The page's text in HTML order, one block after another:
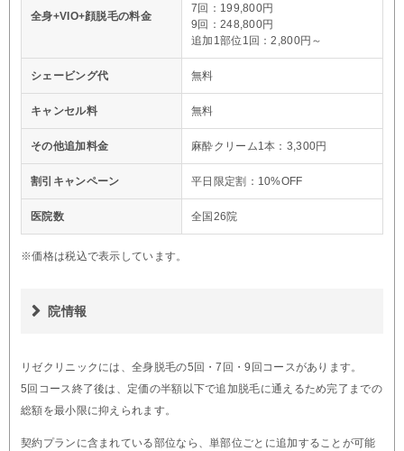
全身+VIO+顔脱毛の料金
7回：199,800円
9回：248,800円
追加1部位1回：2,800円～
シェービング代 無料
キャンセル料 無料
その他追加料金 麻酔クリーム1本：3,300円
割引キャンペーン 平日限定割：10%OFF
医院数 全国26院
※価格は税込で表示しています。
院情報
リゼクリニックには、全身脱毛の5回・7回・9回コースがあります。
5回コース終了後は、定価の半額以下で追加脱毛に通えるため完了までの
総額を最小限に抑えられます。
契約プランに含まれている部位なら、単部位ごとに追加することが可能